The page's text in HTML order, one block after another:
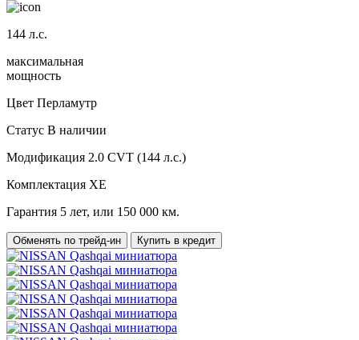
144 л.с.
максимальная
мощность
Цвет Перламутр
Статус В наличии
Модификация 2.0 CVT (144 л.с.)
Комплектация XE
Гарантия 5 лет, или 150 000 км.
Обменять по трейд-ин Купить в кредит